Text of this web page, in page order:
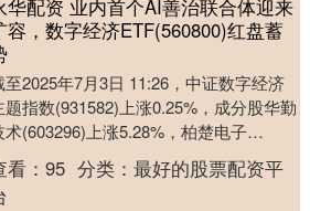
华配资 业内首个AI善治联合体迎来
容，数字经济ETF(560800)红盘蓄
至2025年7月3日 11:26，中证数字经济
题指数(931582)上涨0.25%，成分股华勤
术(603296)上涨5.28%，柏楚电子
上....
看： 95 分类： 最好的股票配资平